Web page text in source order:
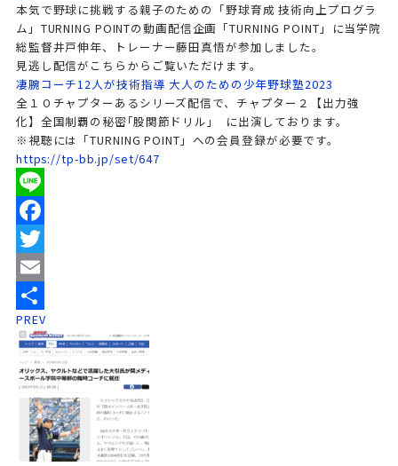
本気で野球に挑戦する親子のための「野球育成 技術向上プログラ
ム」TURNING POINTの動画配信企画「TURNING POINT」に当学院
総監督井戸伸年、トレーナー藤田真悟が参加しました。
見逃し配信がこちらからご覧いただけます。
凄腕コーチ12人が技術指導 大人のための少年野球塾2023
全１０チャプターあるシリーズ配信で、チャプター２【出力強
化】全国制覇の秘密｢股関節ドリル｣ に出演しております。
※視聴には「TURNING POINT」への会員登録が必要です。
https://tp-bb.jp/set/647
Line
Facebook
Twitter
Email
共
有
PREV